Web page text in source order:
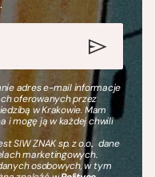
adres e-mail informacje
oferowanych przez
w Krakowie. Mam
i mogę ją w każdej chwili
SIW ZNAK sp. z o.o., dane
marketingowych.
osobowych, w tym